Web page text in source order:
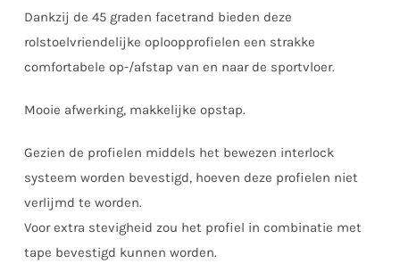
Dankzij de 45 graden facetrand bieden deze
rolstoelvriendelijke oploopprofielen een strakke
comfortabele op-/afstap van en naar de sportvloer.
Mooie afwerking, makkelijke opstap.
Gezien de profielen middels het bewezen interlock
systeem worden bevestigd, hoeven deze profielen niet
verlijmd te worden.
Voor extra stevigheid zou het profiel in combinatie met
tape bevestigd kunnen worden.